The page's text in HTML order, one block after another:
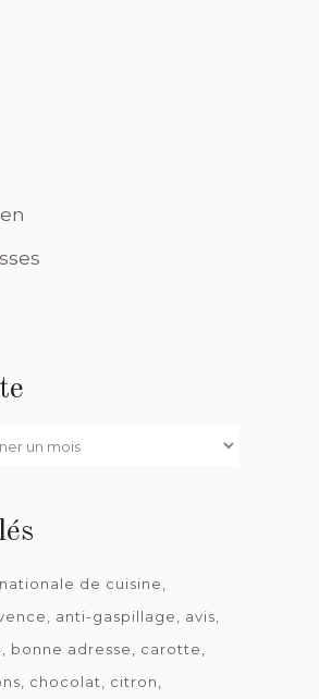
de cuisine
anti-gaspillage
avis
bonne adresse
carotte
chocolat
citron